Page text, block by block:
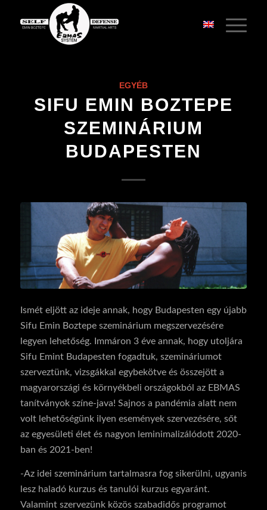
EGYÉB
SIFU EMIN BOZTEPE
SZEMINÁRIUM
BUDAPESTEN
Ismét eljött az ideje annak, hogy Budapesten egy újabb
Sifu Emin Boztepe szeminárium megszervezésére
legyen lehetőség. Immáron 3 éve annak, hogy utoljára
Sifu Emint Budapesten fogadtuk, szemináriumot
szerveztünk, vizsgákkal egybekötve és összejött a
magyarországi és környékbeli országokból az EBMAS
tanítványok színe-java! Sajnos a pandémia alatt nem
volt lehetőségünk ilyen események szervezésére, sőt
az egyesületi élet és nagyon leminimalizálódott 2020-
ban és 2021-ben!
-Az idei szeminárium tartalmasra fog sikerülni, ugyanis
lesz haladó kurzus és tanulói kurzus egyaránt.
Valamint szervezünk közös szabadidős programot